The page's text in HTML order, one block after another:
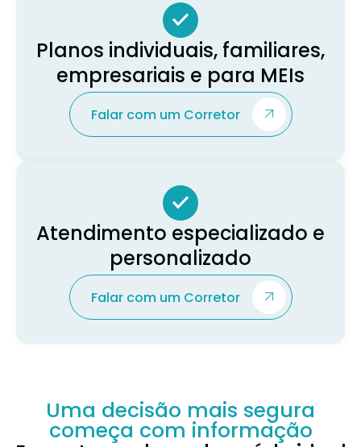
Planos individuais, familiares,
empresariais e para MEIs
Falar com um Corretor
Atendimento especializado e
personalizado
Falar com um Corretor
Uma decisão mais segura
começa com informação